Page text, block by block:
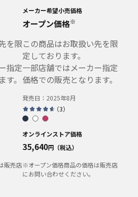
を限
指定
。
販売店
メーカー希望小売価格
オープン価格※
この商品はお取扱い先を限
定しております。
一部店舗ではメーカー指定
価格での販売となります。
発売日： 2025年8月
（3）
オンラインストア価格
35,640円（税込）
※オープン価格商品の価格は販売店
にお問い合わせください。